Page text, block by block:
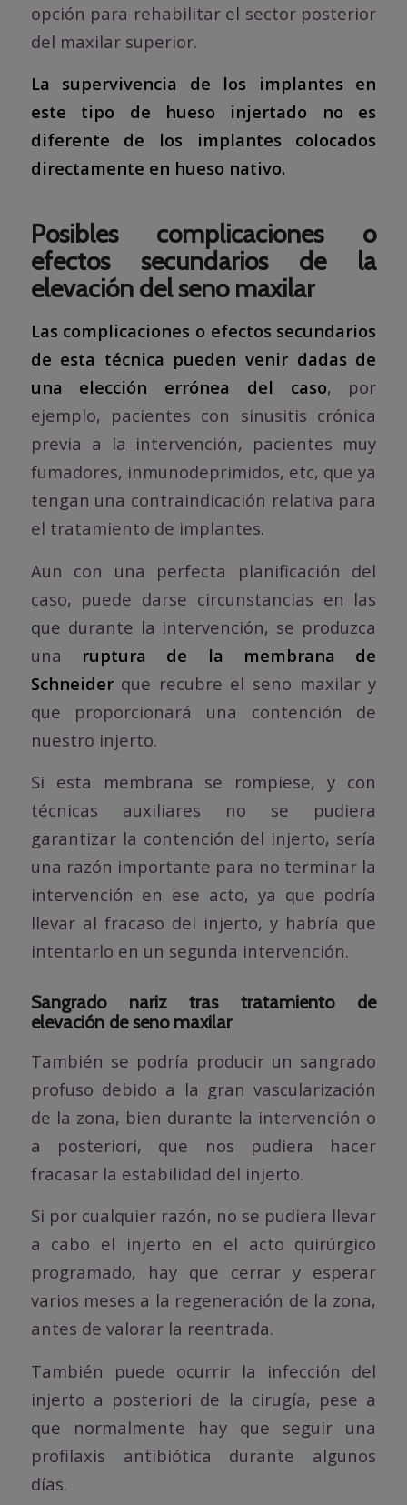
opción para rehabilitar el sector posterior
del maxilar superior.
La supervivencia de los implantes en
este tipo de hueso injertado no es
diferente de los implantes colocados
directamente en hueso nativo.
Posibles complicaciones o
efectos secundarios de la
elevación del seno maxilar
Las complicaciones o efectos secundarios
de esta técnica pueden venir dadas de
una elección errónea del caso, por
ejemplo, pacientes con sinusitis crónica
previa a la intervención, pacientes muy
fumadores, inmunodeprimidos, etc, que ya
tengan una contraindicación relativa para
el tratamiento de implantes.
Aun con una perfecta planificación del
caso, puede darse circunstancias en las
que durante la intervención, se produzca
una ruptura de la membrana de
Schneiderque recubre el seno maxilar y
que proporcionará una contención de
nuestro injerto.
Si esta membrana se rompiese, y con
técnicas auxiliares no se pudiera
garantizar la contención del injerto, sería
una razón importante para no terminar la
intervención en ese acto, ya que podría
llevar al fracaso del injerto, y habría que
intentarlo en un segunda intervención.
Sangrado nariz tras tratamiento de
elevación de seno maxilar
También se podría producir un sangrado
profuso debido a la gran vascularización
de la zona, bien durante la intervención o
a posteriori, que nos pudiera hacer
fracasar la estabilidad del injerto.
Si por cualquier razón, no se pudiera llevar
a cabo el injerto en el acto quirúrgico
programado, hay que cerrar y esperar
varios meses a la regeneración de la zona,
antes de valorar la reentrada.
También puede ocurrir la infección del
injerto a posteriori de la cirugía, pese a
que normalmente hay que seguir una
profilaxis antibiótica durante algunos
días.